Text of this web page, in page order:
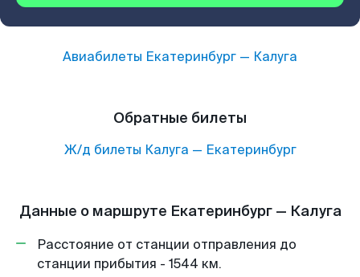
Авиабилеты Екатеринбург — Калуга
Обратные билеты
Ж/д билеты Калуга — Екатеринбург
Данные о маршруте Екатеринбург — Калуга
Расстояние от станции отправления до
станции прибытия - 1544 км.